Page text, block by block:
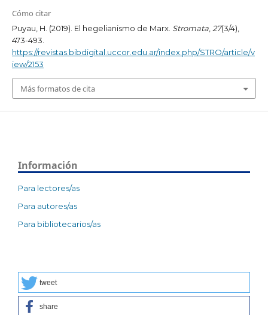
Cómo citar
Puyau, H. (2019). El hegelianismo de Marx. Stromata,27(3/4),
473-493.
https://revistas.bibdigital.uccor.edu.ar/index.php/STRO/article/v
iew/2153
Más formatos de cita
Información
Para lectores/as
Para autores/as
Para bibliotecarios/as
tweet
share